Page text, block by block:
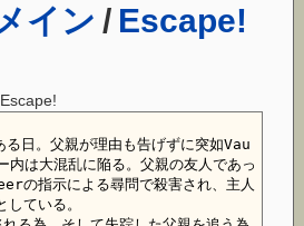
メイン / Escape!
Escape!